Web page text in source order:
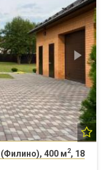
400 м2, 18